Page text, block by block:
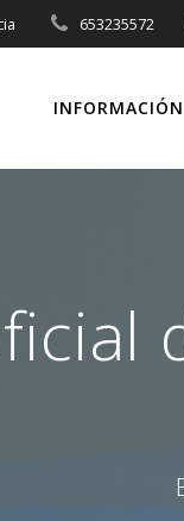
653235572